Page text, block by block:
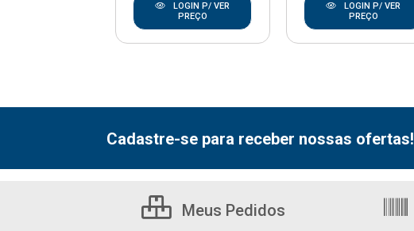
LOGIN P/ VER
PREÇO
LOGIN P/ VER
PREÇO
Cadastre-se para receber nossas ofertas!
Meus Pedidos